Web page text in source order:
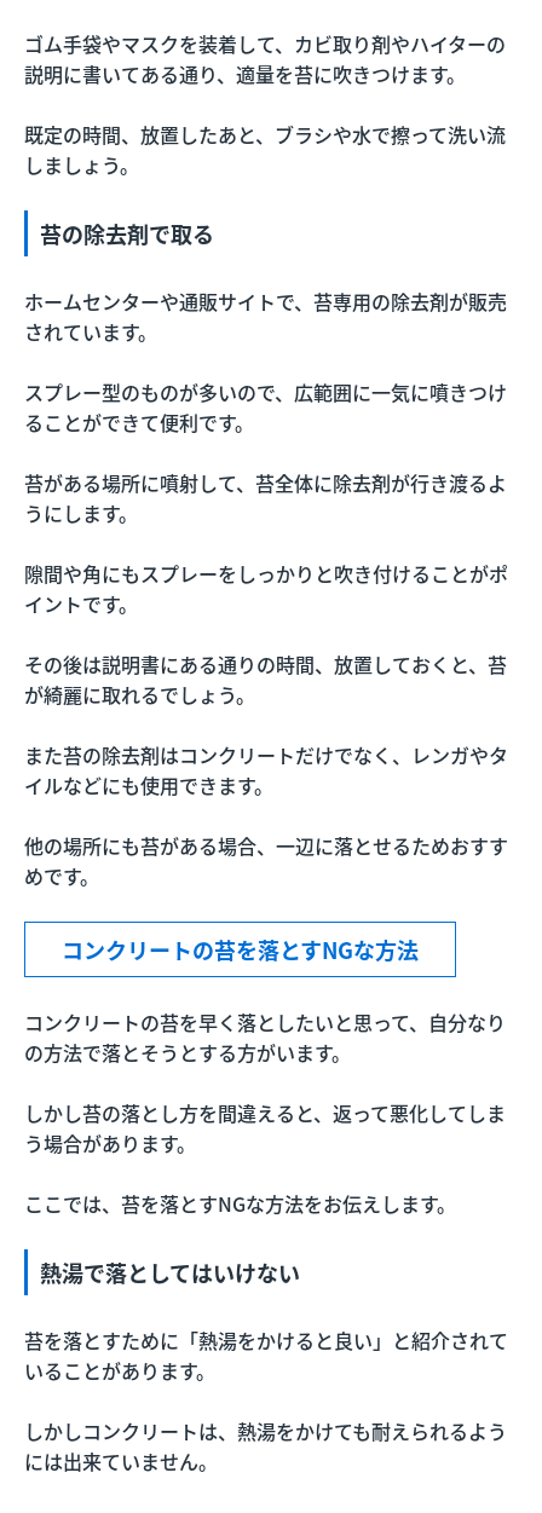
ゴム手袋やマスクを装着して、カビ取り剤やハイターの
説明に書いてある通り、適量を苔に吹きつけます。
既定の時間、放置したあと、ブラシや水で擦って洗い流
しましょう。
苔の除去剤で取る
ホームセンターや通販サイトで、苔専用の除去剤が販売
されています。
スプレー型のものが多いので、広範囲に一気に噴きつけ
ることができて便利です。
苔がある場所に噴射して、苔全体に除去剤が行き渡るよ
うにします。
隙間や角にもスプレーをしっかりと吹き付けることがポ
イントです。
その後は説明書にある通りの時間、放置しておくと、苔
が綺麗に取れるでしょう。
また苔の除去剤はコンクリートだけでなく、レンガやタ
イルなどにも使用できます。
他の場所にも苔がある場合、一辺に落とせるためおすす
めです。
コンクリートの苔を落とすNGな方法
コンクリートの苔を早く落としたいと思って、自分なり
の方法で落とそうとする方がいます。
しかし苔の落とし方を間違えると、返って悪化してしま
う場合があります。
ここでは、苔を落とすNGな方法をお伝えします。
熱湯で落としてはいけない
苔を落とすために「熱湯をかけると良い」と紹介されて
いることがあります。
しかしコンクリートは、熱湯をかけても耐えられるよう
には出来ていません。